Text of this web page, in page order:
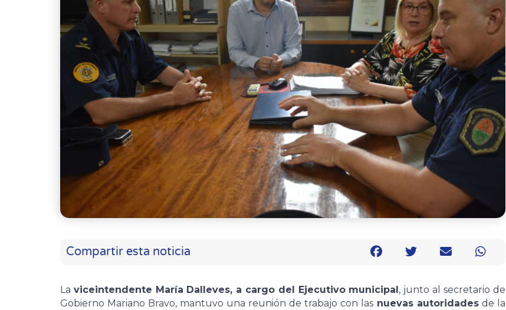
Compartir esta noticia
La viceintendente María Dalleves, a cargo del Ejecutivo municipal, junto al secretario de
Gobierno Mariano Bravo, mantuvo una reunión de trabajo con lasnuevas autoridadesde la